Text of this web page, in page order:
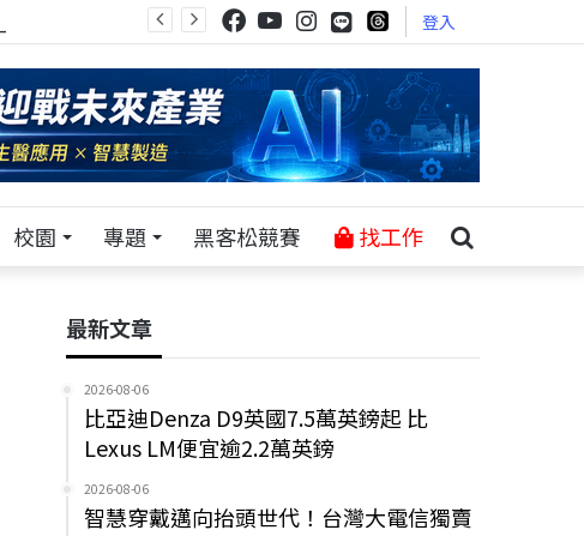
登入
校園 專題 黑客松競賽 找工作
最新文章
2026-08-06
比亞迪Denza D9英國7.5萬英鎊起 比
Lexus LM便宜逾2.2萬英鎊
2026-08-06
智慧穿戴邁向抬頭世代！台灣大電信獨賣